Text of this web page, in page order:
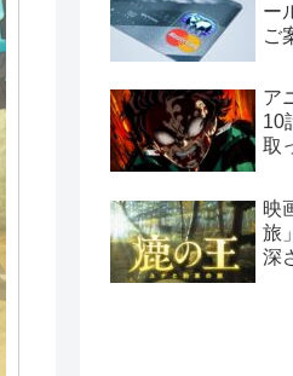
ー
ご
ア
10
取
映
旅
深